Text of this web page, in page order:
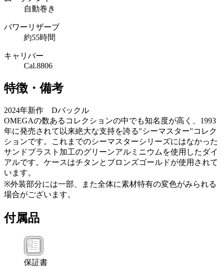
自動巻き
パワーリザーブ
約55時間
キャリバー
Cal.8806
特徴・備考
2024年新作 Dバックル
OMEGAの数あるコレクションの中でも知名度が高く、1993
年に発売されて以来絶大な支持を誇る"シーマスター"コレク
ションです。これまでのシーマスターシリーズにはなかった
サンドブラスト加工のグリーンアルミニウムを使用したダイ
アルです。ケースはチタンとブロンズゴールドが使用されて
います。
※外装部分には一部、また全体に素材特有の変色がみられる
場合がございます。
付属品
保証書